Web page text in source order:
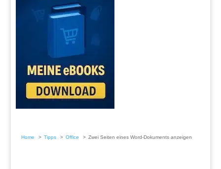
Home Tipps Office Zwei Seiten eines Word-Dokuments anzeigen